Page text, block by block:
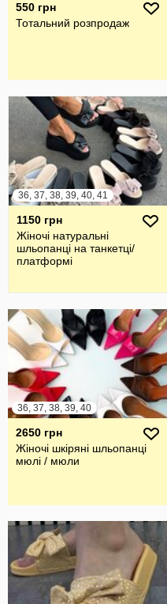
550 грн
Тотальний розпродаж
36, 37, 38, 39, 40, 41
1150 грн
Жіночі натуральні
шльопанці на танкетці/
платформі
36, 37, 38, 39, 40
2650 грн
Жіночі шкіряні шльопанці
мюлі / мюли